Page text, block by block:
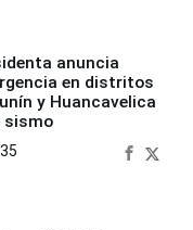
anuncia
en distritos
y Huancavelica
sismo